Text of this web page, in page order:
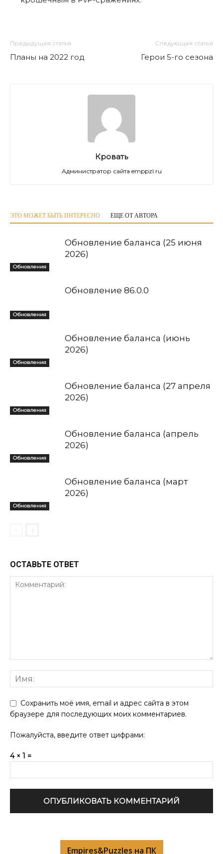
Предыдущая статья
Планы на 2022 год
Следующая статья
Герои 5-го сезона
Кровать
Администратор сайта emppzl.ru
ЭТО МОЖЕТ БЫТЬ ИНТЕРЕСНО ЕЩЕ ОТ АВТОРА
Обновления
Обновление баланса (25 июня
2026)
Обновления
Обновление 86.0.0
Обновления
Обновление баланса (июнь
2026)
Обновления
Обновление баланса (27 апреля
2026)
Обновления
Обновление баланса (апрель
2026)
Обновления
Обновление баланса (март
2026)
ОСТАВЬТЕ ОТВЕТ
Сохранить моё имя, email и адрес сайта в этом
браузере для последующих моих комментариев.
Пожалуйста, введите ответ цифрами:
4 × 1 =
Empires&Puzzles на ПК